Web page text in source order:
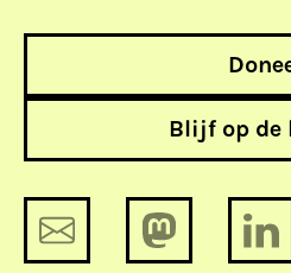
Blijf op de